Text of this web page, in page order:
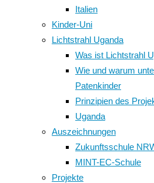
Italien
Kinder-Uni
Lichtstrahl Uganda
Was ist Lichtstrahl
Wie und warum
Patenkinder
Prinzipien des
Uganda
Auszeichnungen
Zukunftsschule
MINT-EC-Schule
Projekte